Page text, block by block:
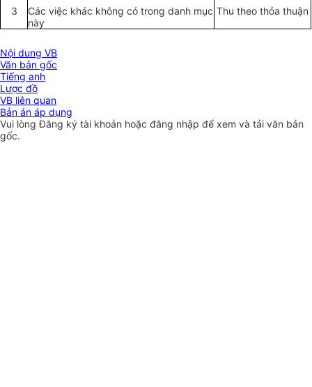
3
Các việc khác không cótrong danh mục
này
Thu theo thỏa thuận
Nội dung VB
Văn bản gốc
Tiếng anh
Lược đồ
VB liên quan
Bản án áp dụng
Vui lòngĐăng ký tài khoản hoặc đăng nhập để xem và tải văn bản
gốc.